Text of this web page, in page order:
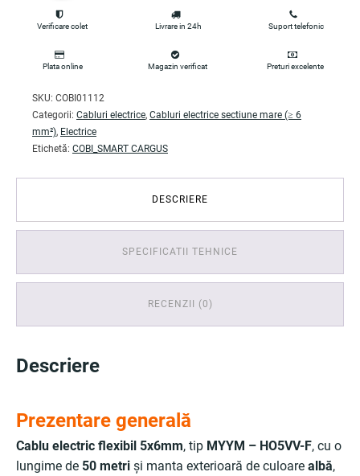
Verificare colet Livrare in 24h Suport telefonic
Plata online Magazin verificat Preturi excelente
SKU: COBI01112
Categorii: Cabluri electrice, Cabluri electrice sectiune mare (≥ 6
mm²), Electrice
Etichetă: COBI_SMART CARGUS
DESCRIERE
SPECIFICATII TEHNICE
RECENZII (0)
Descriere
Prezentare generală
Cablu electric flexibil 5x6mm, tip MYYM – HO5VV-F, cu o
lungime de 50 metri și manta exterioară de culoare albă,